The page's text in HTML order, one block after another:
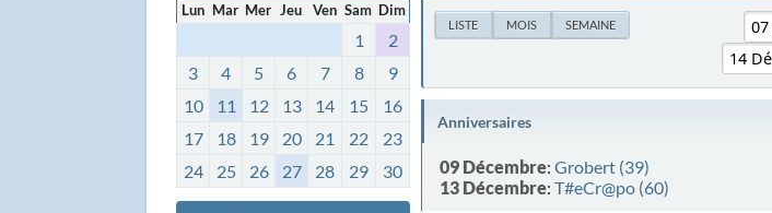
Lun Mar Mer Jeu Ven Sam Dim
1
2
3
4 5 6 7 8
9
10
11 12 13 14 15
16
17
18 19 20 21 22
23
24
25 26 27 28 29 30
LISTE MOIS SEMAINE
Anniversaires
09 Décembre:Grobert (39)
13 Décembre:T#eCr@po (60)